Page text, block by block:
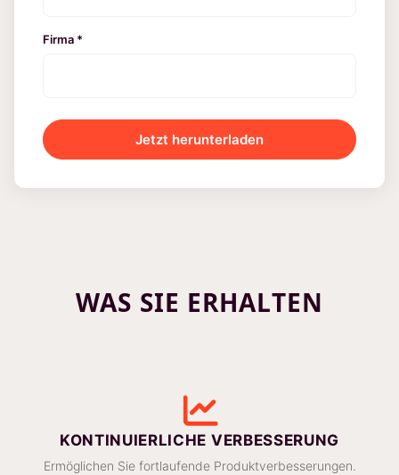
Firma *
Jetzt herunterladen
WAS SIE ERHALTEN
KONTINUIERLICHE VERBESSERUNG
Ermöglichen Sie fortlaufende Produktverbesserungen.